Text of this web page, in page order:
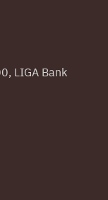
LIGA Bank